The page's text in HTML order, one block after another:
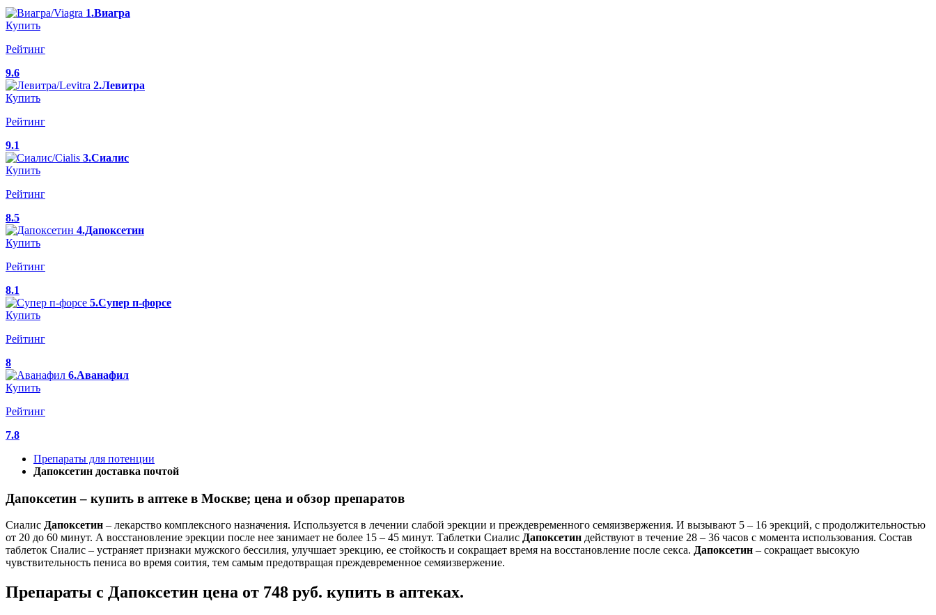
1.Виагра
Купить
Рейтинг
9.6
2.Левитра
Купить
Рейтинг
9.1
3.Сиалис
Купить
Рейтинг
8.5
4.Дапоксетин
Купить
Рейтинг
8.1
5.Супер п-форсе
Купить
Рейтинг
8
6.Аванафил
Купить
Рейтинг
7.8
Препараты для потенции
Дапоксетин доставка почтой
Дапоксетин – купить в аптеке в Москве; цена и обзор препаратов
Сиалис Дапоксетин – лекарство комплексного назначения. Используется в лечении слабой эрекции и преждевременного семяизвержения. И вызывают 5 – 16 эрекций, с продолжительностью
от 20 до 60 минут. А восстановление эрекции после нее занимает не более 15 – 45 минут. Таблетки Сиалис Дапоксетин действуют в течение 28 – 36 часов с момента использования. Состав
таблеток Сиалис – устраняет признаки мужского бессилия, улучшает эрекцию, ее стойкость и сокращает время на восстановление после секса. Дапоксетин – сокращает высокую
чувствительность пениса во время соития, тем самым предотвращая преждевременное семяизвержение.
Препараты с Дапоксетин цена от 748 руб. купить в аптеках.